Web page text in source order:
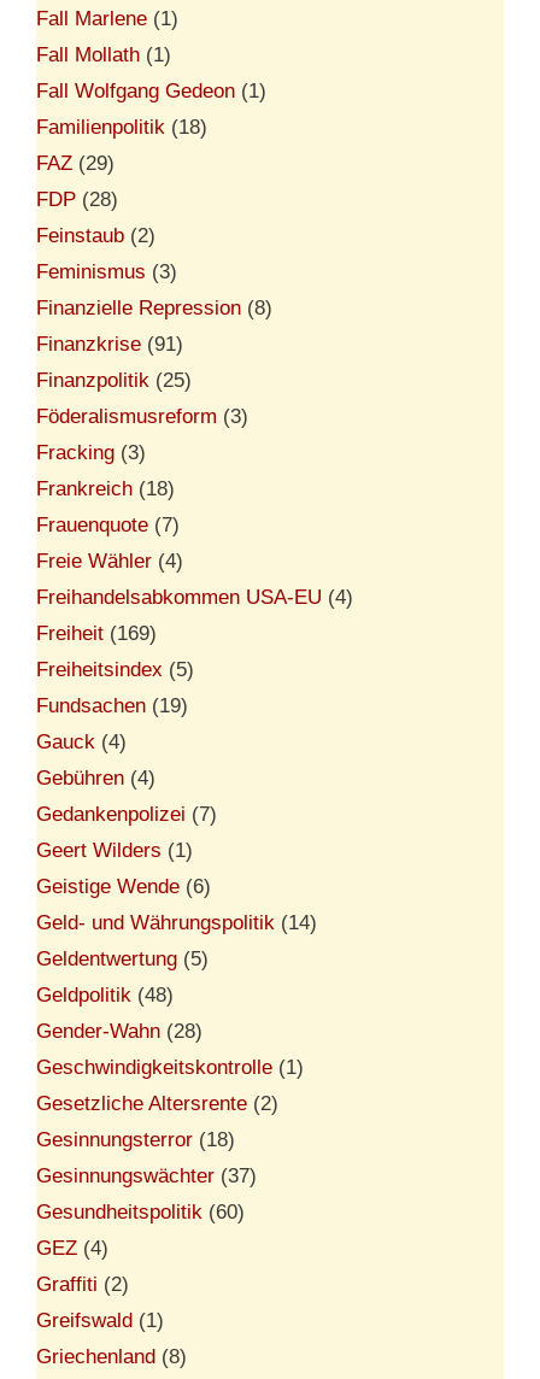
Fall Marlene (1)
Fall Mollath (1)
Fall Wolfgang Gedeon (1)
Familienpolitik (18)
FAZ (29)
FDP (28)
Feinstaub (2)
Feminismus (3)
Finanzielle Repression (8)
Finanzkrise (91)
Finanzpolitik (25)
Föderalismusreform (3)
Fracking (3)
Frankreich (18)
Frauenquote (7)
Freie Wähler (4)
Freihandelsabkommen USA-EU (4)
Freiheit (169)
Freiheitsindex (5)
Fundsachen (19)
Gauck (4)
Gebühren (4)
Gedankenpolizei (7)
Geert Wilders (1)
Geistige Wende (6)
Geld- und Währungspolitik (14)
Geldentwertung (5)
Geldpolitik (48)
Gender-Wahn (28)
Geschwindigkeitskontrolle (1)
Gesetzliche Altersrente (2)
Gesinnungsterror (18)
Gesinnungswächter (37)
Gesundheitspolitik (60)
GEZ (4)
Graffiti (2)
Greifswald (1)
Griechenland (8)